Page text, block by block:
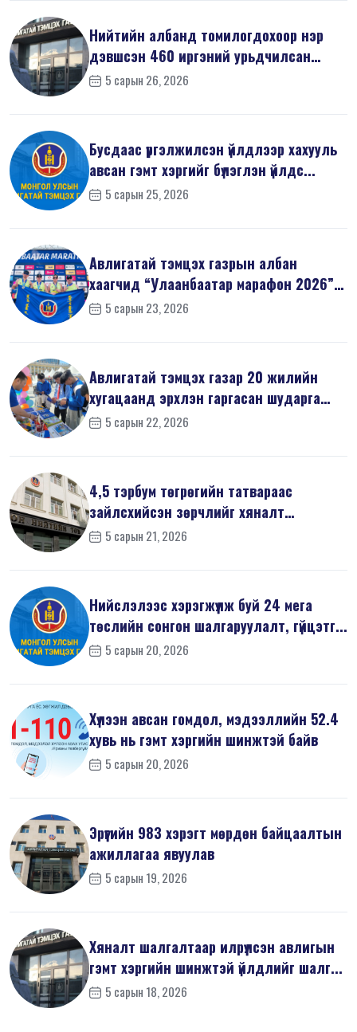
Нийтийн албанд томилогдохоор нэр
дэвшсэн 460 иргэний урьдчилсан
мэдүүл...
5 сарын 26, 2026
Бусдаас үргэлжилсэн үйлдлээр хахууль
авсан гэмт хэргийг бүлэглэн үйлдс...
5 сарын 25, 2026
Авлигатай тэмцэх газрын албан
хаагчид “Улаанбаатар марафон 2026”-
д оро...
5 сарын 23, 2026
Авлигатай тэмцэх газар 20 жилийн
хугацаанд эрхлэн гаргасан шударга
ёсн...5 сарын 22, 2026
4,5 тэрбум төгрөгийн татвараас
зайлсхийсэн зөрчлийг хяналт
шалгалтаар ...
5 сарын 21, 2026
Нийслэлээс хэрэгжүүлж буй 24 мега
төслийн сонгон шалгаруулалт, гүйцэтг...
5 сарын 20, 2026
Хүлээн авсан гомдол, мэдээллийн 52.4
хувь нь гэмт хэргийн шинжтэй байв
5 сарын 20, 2026
Эрүүгийн 983 хэрэгт мөрдөн байцаалтын
ажиллагаа явуулав
5 сарын 19, 2026
Хяналт шалгалтаар илрүүлсэн авлигын
гэмт хэргийн шинжтэй үйлдлийг шалг...
5 сарын 18, 2026